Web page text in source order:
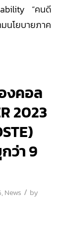
“คนดี
นโยบายภาค
งคอล
2023
ว่า 9
, News / by